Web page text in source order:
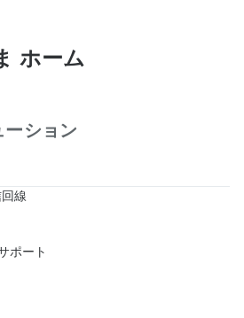
ホーム
ション
線
ポート